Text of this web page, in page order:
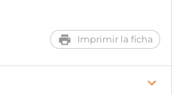
Imprimir la ficha